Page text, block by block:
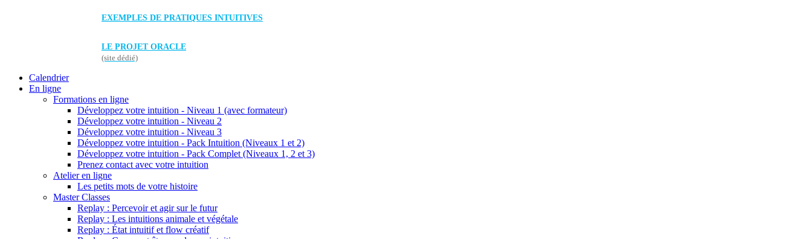
EXEMPLES DE PRATIQUES INTUITIVES
LE PROJET ORACLE
(site dédié)
Calendrier
En ligne
Formations en ligne
Développez votre intuition - Niveau 1 (avec formateur)
Développez votre intuition - Niveau 2
Développez votre intuition - Niveau 3
Développez votre intuition - Pack Intuition (Niveaux 1 et 2)
Développez votre intuition - Pack Complet (Niveaux 1, 2 et 3)
Prenez contact avec votre intuition
Atelier en ligne
Les petits mots de votre histoire
Master Classes
Replay : Percevoir et agir sur le futur
Replay : Les intuitions animale et végétale
Replay : État intuitif et flow créatif